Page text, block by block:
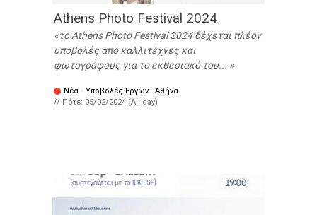
Athens Photo Festival 2024
το Athens Photo Festival 2024 δέχεται πλέον
υποβολές από καλλιτέχνες και
φωτογράφους για το εκθεσιακό του...
Νέα · Υποβολές Έργων · Αθήνα
// Πότε: 05/02/2024 (All day)